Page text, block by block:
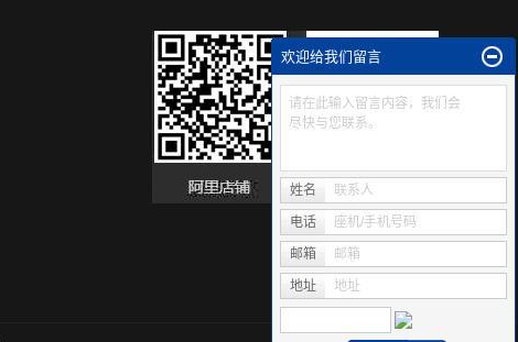
欢迎给我们留言
请在此输入留言内容，我们会
尽快与您联系。
姓名 联系人
电话 座机/手机号码
邮箱 邮箱
地址 地址